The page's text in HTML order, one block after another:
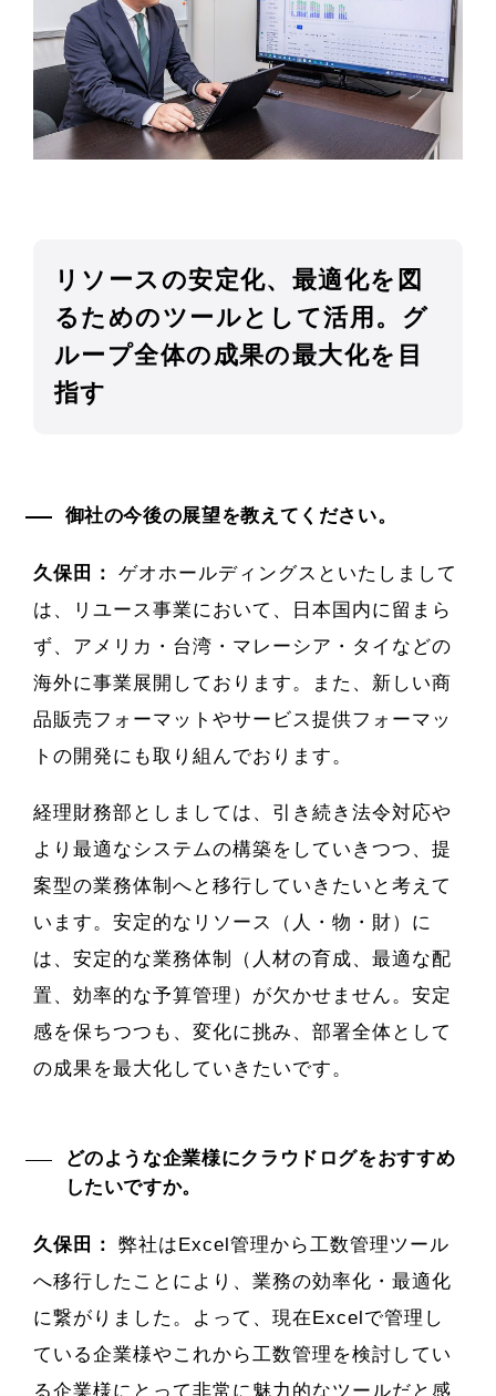
リソースの安定化、最適化を図
るためのツールとして活用。グ
ループ全体の成果の最大化を目
指す
御社の今後の展望を教えてください。
久保田：
ゲオホールディングスといたしまして
は、リユース事業において、日本国内に留まら
ず、アメリカ・台湾・マレーシア・タイなどの
海外に事業展開しております。また、新しい商
品販売フォーマットやサービス提供フォーマッ
トの開発にも取り組んでおります。
経理財務部としましては、引き続き法令対応や
より最適なシステムの構築をしていきつつ、提
案型の業務体制へと移行していきたいと考えて
います。安定的なリソース（人・物・財）に
は、安定的な業務体制（人材の育成、最適な配
置、効率的な予算管理）が欠かせません。安定
感を保ちつつも、変化に挑み、部署全体として
の成果を最大化していきたいです。
どのような企業様にクラウドログをおすすめ
したいですか。
久保田：
弊社はExcel管理から工数管理ツール
へ移行したことにより、業務の効率化・最適化
に繋がりました。よって、現在Excelで管理し
ている企業様やこれから工数管理を検討してい
る企業様にとって非常に魅力的なツールだと感